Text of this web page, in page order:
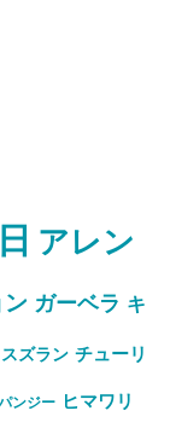
アレン
ン ガーベラ キ
スズラン チューリ
ンジー ヒマワリ